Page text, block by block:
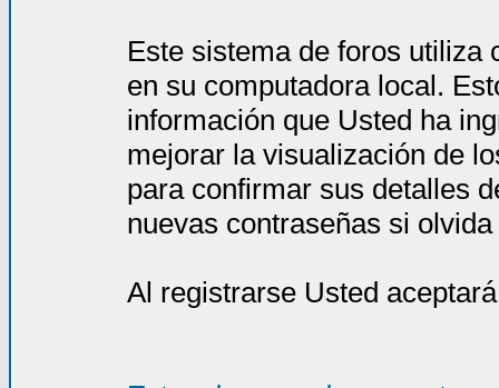
Este sistema de foros utiliza
en su computadora local.
información que Usted ha
mejorar la visualización de
para confirmar sus detalles
nuevas contraseñas si
Al registrarse Usted